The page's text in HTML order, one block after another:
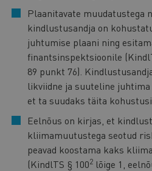
Plaanitavate muudatustega
kindlustusandja on
juhtumise plaani ning
finantsinspektsioonile
89 punkt 76).
likviidne ja suuteline
et ta suudaks täita
Eelnõus on kirjas, et
kliimamuutustega seotud
peavad koostama kaks
(KindlTS § 1002 lõige 1,